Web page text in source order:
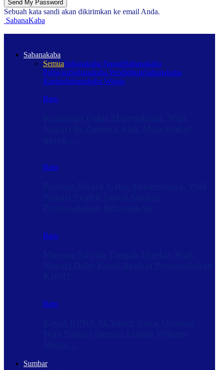
Sebuah kata sandi akan dikirimkan ke email Anda.
SabanaKaba
Sabanakaba
SemuaSabanakaba NagariSabanakaba
PariwaraSabanakaba PendidikanSabanakaba
RantauSabanakaba Wisata
Baru
Baru
Baru
Baru
Sumbar